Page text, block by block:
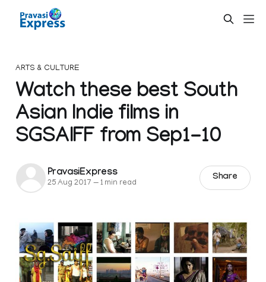
ARTS & CULTURE
Watch these best South
Asian Indie films in
SGSAIFF from Sep1-10
PravasiExpress
25 Aug 2017 —1 min read
Share